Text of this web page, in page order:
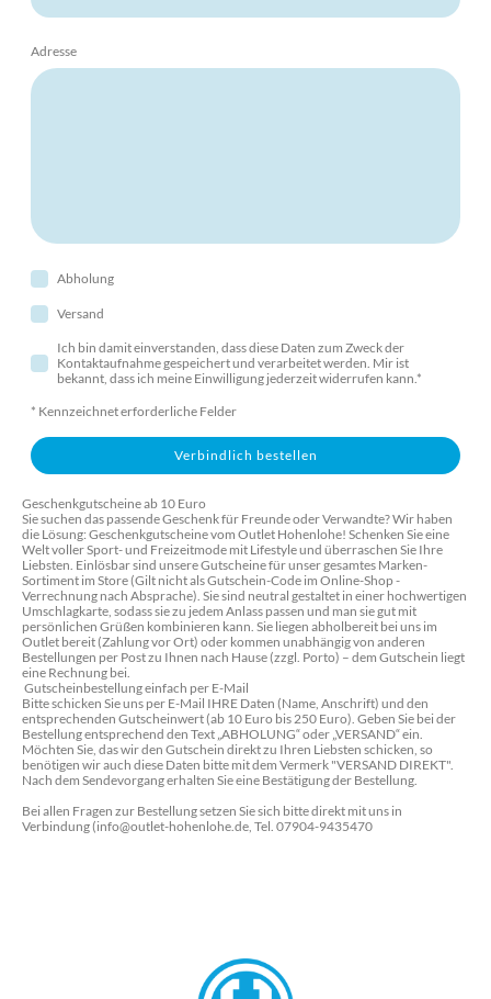
Adresse
Abholung
Versand
Ich bin damit einverstanden, dass diese Daten zum Zweck der
Kontaktaufnahme gespeichert und verarbeitet werden. Mir ist
bekannt, dass ich meine Einwilligung jederzeit widerrufen kann.*
* Kennzeichnet erforderliche Felder
Verbindlich bestellen
Geschenkgutscheine ab 10 Euro
Sie suchen das passende Geschenk für Freunde oder Verwandte? Wir haben
die Lösung: Geschenkgutscheine vom Outlet Hohenlohe! Schenken Sie eine
Welt voller Sport- und Freizeitmode mit Lifestyle und überraschen Sie Ihre
Liebsten. Einlösbar sind unsere Gutscheine für unser gesamtes Marken-
Sortiment im Store (Gilt nicht als Gutschein-Code im Online-Shop -
Verrechnung nach Absprache). Sie sind neutral gestaltet in einer hochwertigen
Umschlagkarte, sodass sie zu jedem Anlass passen und man sie gut mit
persönlichen Grüßen kombinieren kann. Sie liegen abholbereit bei uns im
Outlet bereit (Zahlung vor Ort) oder kommen unabhängig von anderen
Bestellungen per Post zu Ihnen nach Hause (zzgl. Porto) – dem Gutschein liegt
eine Rechnung bei.
Gutscheinbestellung einfach per E-Mail
Bitte schicken Sie uns per E-Mail IHRE Daten (Name, Anschrift) und den
entsprechenden Gutscheinwert (ab 10 Euro bis 250 Euro). Geben Sie bei der
Bestellung entsprechend den Text „ABHOLUNG“ oder „VERSAND“ ein.
Möchten Sie, das wir den Gutschein direkt zu Ihren Liebsten schicken, so
benötigen wir auch diese Daten bitte mit dem Vermerk "VERSAND DIREKT".
Nach dem Sendevorgang erhalten Sie eine Bestätigung der Bestellung.
Bei allen Fragen zur Bestellung setzen Sie sich bitte direkt mit uns in
Verbindung (info@outlet-hohenlohe.de, Tel. 07904-9435470